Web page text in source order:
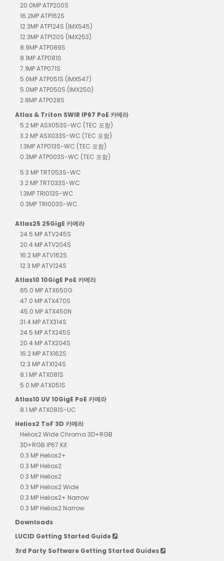
20.0MP ATP200S
16.2MP ATP162S
12.3MP ATP124S (IMX545)
12.3MP ATP120S (IMX253)
8.9MP ATP089S
8.1MP ATP081S
7.1MP ATP071S
5.0MP ATP051S (IMX547)
5.0MP ATP050S (IMX250)
2.8MP ATP028S
Atlas & Triton SWIR IP67 PoE 카메라
5.2 MP ASX053S-WC (TEC 포함)
3.2 MP ASX033S-WC (TEC 포함)
1.3MP ATP013S-WC (TEC 포함)
0.3MP ATP003S-WC (TEC 포함)
5.3 MP TRT053S-WC
3.2 MP TRT033S-WC
1.3MP TRI013S-WC
0.3MP TRI003S-WC
Atlas25 25GigE 카메라
24.5 MP ATV245S
20.4 MP ATV204S
16.2 MP ATV162S
12.3 MP ATV124S
Atlas10 10GigE PoE 카메라
65.0 MP ATX650G
47.0 MP ATX470S
45.0 MP ATX450N
31.4 MP ATX314S
24.5 MP ATX245S
20.4 MP ATX204S
16.2 MP ATX162S
12.3 MP ATX124S
8.1 MP ATX081S
5.0 MP ATX051S
Atlas10 UV 10GigE PoE 카메라
8.1 MP ATX081S-UC
Helios2 ToF 3D 카메라
Helios2 Wide Chroma 3D+RGB
3D+RGB IP67 Kit
0.3 MP Helios2+
0.3 MP Helios2
0.3 MP Helios2
0.3 MP Helios2 Wide
0.3 MP Helios2+ Narrow
0.3 MP Helios2 Narrow
Downloads
LUCID Getting Started Guide
3rd Party Software Getting Started Guides